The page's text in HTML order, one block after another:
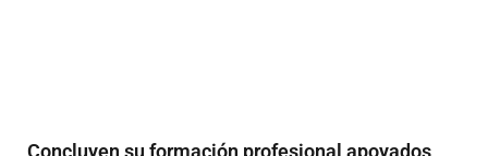
Concluyen su formación profesional apoyados